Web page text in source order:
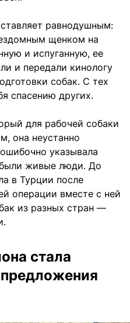
равнодушным:
щенком на
и испуганную, ее
и передали кинологу
собак. С тех
спасению других.
для рабочей собаки
она неустанно
указывала
были живые люди. До
в Турции после
операции вместе с ней
из разных стран —
стала